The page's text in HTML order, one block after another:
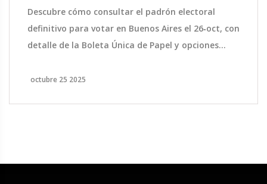
Descubre cómo consultar el padrón electoral
definitivo para votar en Buenos Aires el 26‑oct, con
detalle de la Boleta Única de Papel y opciones
octubre 25 2025